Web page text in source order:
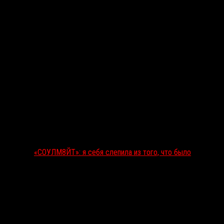
«СОУЛМ8ЙТ»: я себя слепила из того, что было